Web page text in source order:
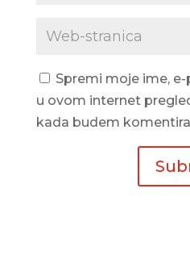
Spremi moje ime,
u ovom internet
kada budem